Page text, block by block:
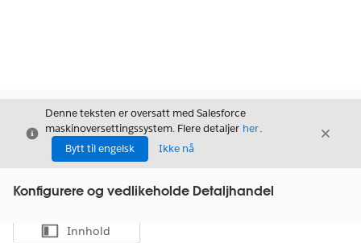
Avslutt
Denne teksten er oversatt med Salesforce
maskinoversettingssystem. Flere detaljer her.
Bytt til engelsk
Ikke nå
Avslutt
Konfigurere og vedlikeholde Detaljhandel
Vis innholdsfortegnelse
Innhold